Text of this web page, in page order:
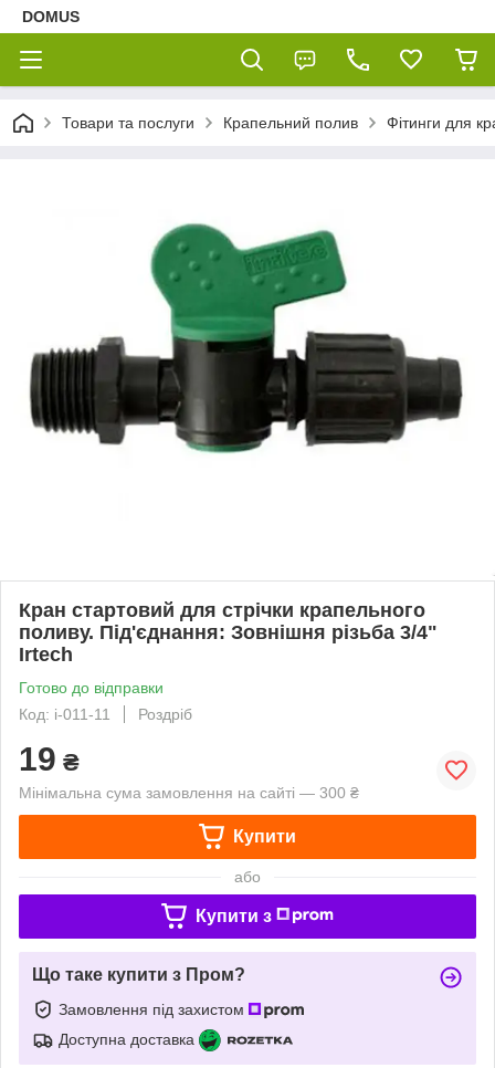
DOMUS
Товари та послуги Крапельний полив Фітинги для
Кран стартовий для стрічки крапельного
поливу. Під'єднання: Зовнішня різьба 3/4"
Irtech
Готово до відправки
Код: i-011-11
Роздріб
19 ₴
Мінімальна сума замовлення на сайті — 300 ₴
Купити
або
Купити з
Що таке купити з Пром?
Замовлення під захистом
Доступна доставка